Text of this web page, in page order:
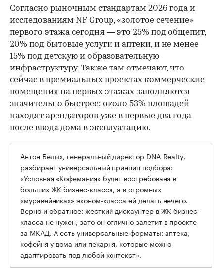
Согласно рыночным стандартам 2026 года и
исследованиям NF Group, «золотое сечение»
первого этажа сегодня — это 25% под общепит,
20% под бытовые услуги и аптеки, и не менее
15% под детскую и образовательную
инфраструктуру. Также там отмечают, что
сейчас в премиальных проектах коммерческие
помещения на первых этажах заполняются
значительно быстрее: около 53% площадей
находят арендаторов уже в первые два года
после ввода дома в эксплуатацию.
Антон Белых, генеральный директор DNA Realty,
разбирает универсальный принцип подбора:
«Условная «Кофемания» будет востребована в
больших ЖК бизнес-класса, а в огромных
«муравейниках» эконом-класса ей делать нечего.
Верно и обратное: жесткий дискаунтер в ЖК бизнес-
класса не нужен, зато он отлично залетит в проекте
за МКАД. А есть универсальные форматы: аптека,
кофейня у дома или пекарня, которые можно
адаптировать под любой контекст».